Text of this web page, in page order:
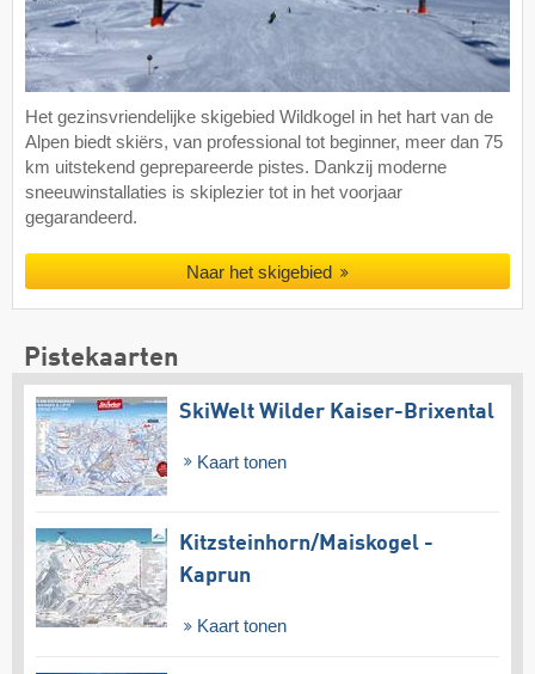
Het gezinsvriendelijke skigebied Wildkogel in het hart van de
Alpen biedt skiërs, van professional tot beginner, meer dan 75
km uitstekend geprepareerde pistes. Dankzij moderne
sneeuwinstallaties is skiplezier tot in het voorjaar
gegarandeerd.
Naar het skigebied
Pistekaarten
SkiWelt Wilder Kaiser-Brixental
Kaart tonen
Kitzsteinhorn/​Maiskogel -
Kaprun
Kaart tonen